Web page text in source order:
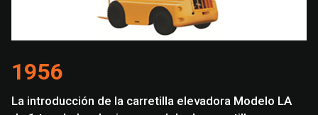
1956
La introducción de la carretilla elevadora Modelo LA